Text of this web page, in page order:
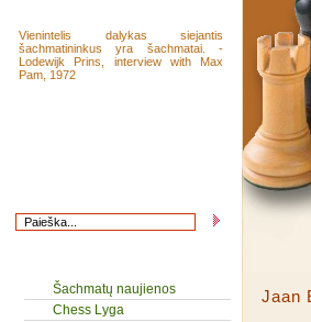
Vienintelis dalykas siejantis
šachmatininkus yra šachmatai. -
Lodewijk Prins, interview with Max
Pam, 1972
Šachmatų naujienos
Chess Lyga
Jaan